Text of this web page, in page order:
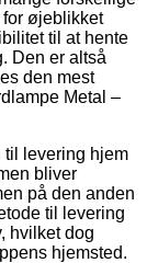
for øjeblikket
til at hente
Den er altså
den mest
Metal –
til levering hjem
bliver
på den anden
til levering
hvilket dog
hjemsted.